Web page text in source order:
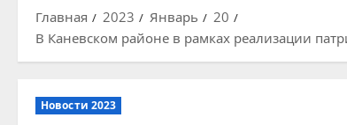
Главная 2023 Январь
20
В Каневском районе в рамках реализации
Новости 2023